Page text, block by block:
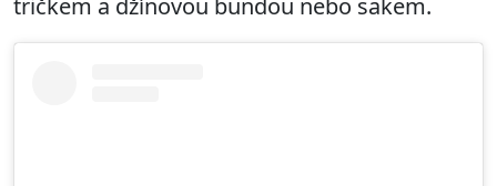
tričkem a džínovou bundou nebo sakem.